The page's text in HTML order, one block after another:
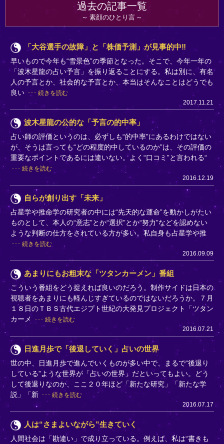
過去の記事一覧
素顔のひとり言
「大谷選手の故障」と「株価予測」が見事的中‼
早いもので今年も“雪景色”の季節となった。そこで、今年一年の
「波木星龍の占い予言」を振り返ることにする。私は別に、有名
人の予言とか、社会的な予言とか、本当はそんなことはどうでも
良い
続きを読む
2017.11.21
波木星龍の公的な「予言の的中率」
占い師の評価というのは、必ずしも“的中率”にあるわけではない
が、そうは言っても“どの程度的中しているのか”は、その評価の
重要なポイントであるには違いない。よく“口コミ”と言われる“
続きを読む
2016.12.19
自らが創り出す「未来」
占星学や推命学の研究者の中には“先天的な運命”を動かしがたい
ものとして、本人の“意志”とか“選択”とか“努力”などを認めない
ような判断の仕方をされている方が多い。私自身も占星学や推
続きを読む
2016.09.09
あまりにもお粗末な「ツタンカーメン」番組
こういう番組をどう捉えれば良いのだろう。制作サイドは日本の
視聴者をあまりにも軽んじすぎているのではないだろうか。７月
１８日のＴＢＳ古代エジプト世紀の大発見プロジェクト「ツタン
カーメ
続きを読む
2016.07.21
日進月歩で「後退していく」占いの世界
世の中、日進月歩で進んでいくものが多い中で、まるで“後退り
している”ような世界が「占いの世界」だといってもよい。どう
して後退りなのか、ここ２０年ほど「新たな研究」「新たな学
説」「新
続きを読む
2016.07.17
人は“さまよいながら”生きていく
人間社会は「勘違い」で成り立っている。例えば、私は“書きも